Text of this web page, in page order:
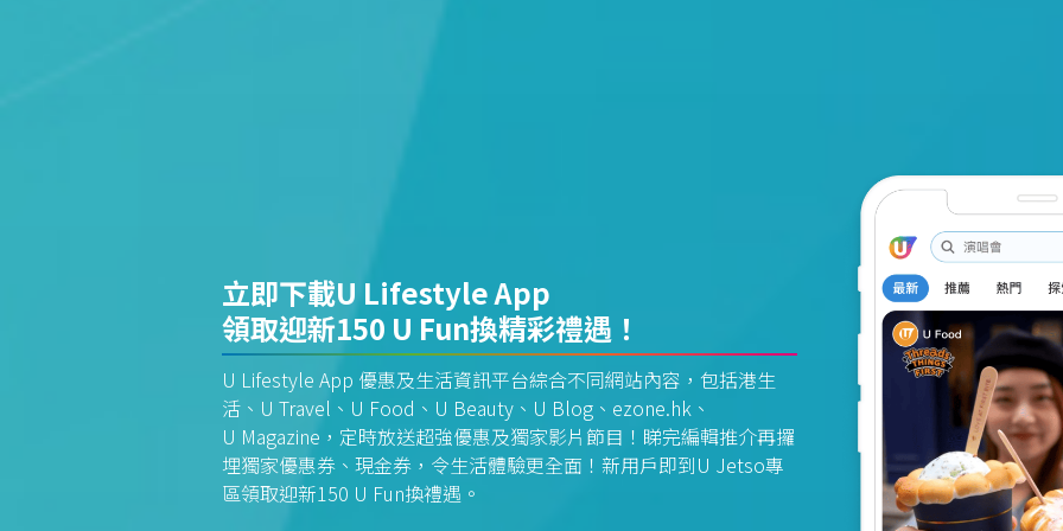
立即下載U Lifestyle App
領取迎新150 U Fun換精彩禮遇！
U Lifestyle App 優惠及生活資訊平台綜合不同網站內容，包括港生
活、U Travel、U Food、U Beauty、U Blog、ezone.hk、
U Magazine，定時放送超強優惠及獨家影片節目！睇完編輯推介再攞
埋獨家優惠券、現金券，令生活體驗更全面！新用戶即到U Jetso專
區領取迎新150 U Fun換禮遇。